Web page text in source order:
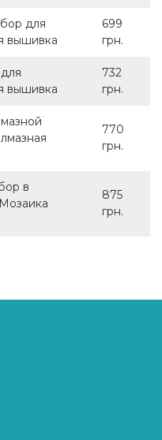
для
вышивка
699
грн.
вышивка
732
грн.
770
грн.
в
875
грн.